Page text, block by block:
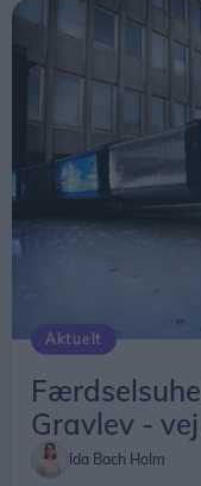
Aktuelt
Gravlev -
Ida Bach Holm